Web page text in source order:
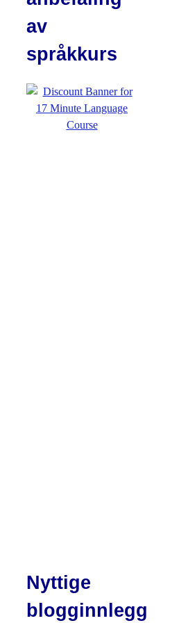
av
språkkurs
Nyttige
blogginnlegg